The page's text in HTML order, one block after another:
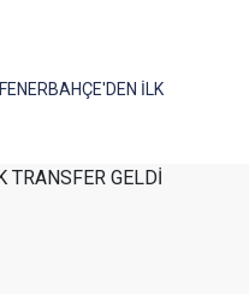
FENERBAHÇE'DEN İLK